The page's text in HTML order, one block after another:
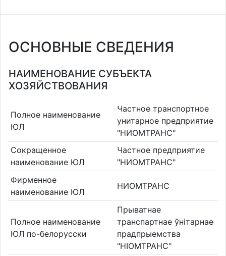
ОСНОВНЫЕ СВЕДЕНИЯ
НАИМЕНОВАНИЕ СУБЪЕКТА
ХОЗЯЙСТВОВАНИЯ
Полное наименование
ЮЛ
Частное транспортное
унитарное предприятие
"НИОМТРАНС"
Сокращенное
наименование ЮЛ
Частное предприятие
"НИОМТРАНС"
Фирменное
наименование ЮЛ
НИОМТРАНС
Полное наименование
ЮЛ по-белорусски
Прыватнае
транспартнае ўнітарнае
прадпрыемства
"НІОМТРАНС"